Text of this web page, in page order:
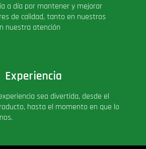
a día por mantener y mejorar
de calidad, tanto en nuestros
nuestra atención
Experiencia
sea divertida, desde el
hasta el momento en que lo